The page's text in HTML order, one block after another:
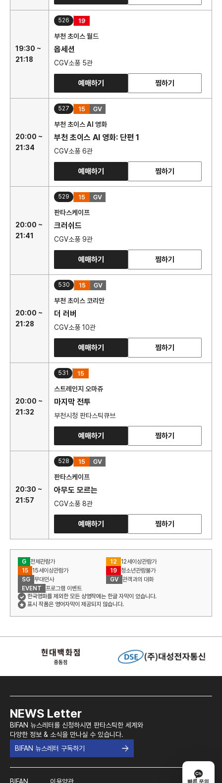
빠른 문의
19:30 ~
21:18
526
부천 초이스 월드
옵세션
CGV소풍 5관
예매하기 찜하기
20:00 ~
21:34
527
부천 초이스 AI 영화
부천 초이스 AI 영화: 단편 1
CGV소풍 6관
예매하기 찜하기
20:00 ~
21:41
529
판타스케이프
크러쉬드
CGV소풍 9관
예매하기 찜하기
20:00 ~
21:28
530
부천 초이스 코리안
더 러버
CGV소풍 10관
예매하기 찜하기
20:00 ~
21:32
531
스트레인지 오마쥬
마지막 전투
부천시청 판타스틱큐브
예매하기 찜하기
20:30 ~
21:57
528
판타스케이프
아무도 모르는
CGV소풍 8관
예매하기 찜하기
G 전체관람가 12
12세이상관람가
15
15세이상관람가 19
청소년관람불가
SG 무대인사 GV 관객과의 대화
EVENT
프로그램 이벤트
한국영화를 제외한 모든 상영작에는 한글 자막이 있습니다.
표시 작품은 영어자막이 제공되지 않습니다.
NEWS Letter
BIFAN 뉴스레터를 신청하시면 판타스틱한 세계와
다양한 정보 & 소식을 만나실 수 있습니다.
BIFAN 뉴스레터 구독하기